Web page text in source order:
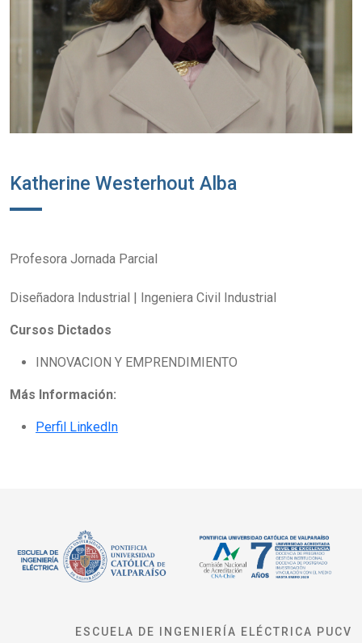
Katherine Westerhout Alba
Profesora Jornada Parcial
Diseñadora Industrial | Ingeniera Civil Industrial
Cursos Dictados
INNOVACION Y EMPRENDIMIENTO
Más Información:
Perfil LinkedIn
ESCUELA DE INGENIERÍA ELÉCTRICA PUCV